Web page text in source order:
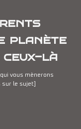
planète
ceux-là
vous mènerons
le sujet]